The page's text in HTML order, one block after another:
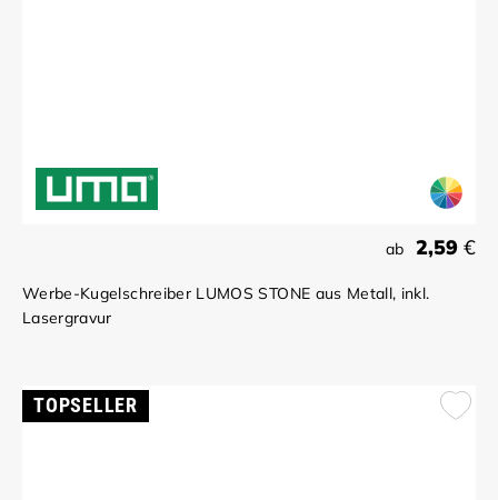
ab 2,59 €
Werbe-Kugelschreiber LUMOS STONE aus Metall, inkl.
Lasergravur
TOPSELLER